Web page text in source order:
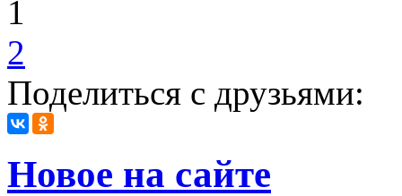
1
2
Поделиться с друзьями:
Новое на сайте